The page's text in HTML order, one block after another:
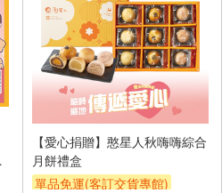
【愛心捐贈】憨星人秋嗨嗨綜合
月餅禮盒
單品免運(客訂交貨專館)